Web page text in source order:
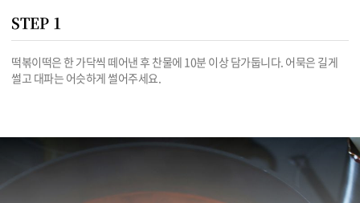
STEP 1
떡볶이떡은 한 가닥씩 떼어낸 후 찬물에 10분 이상 담가둡니다. 어묵은 길게
썰고 대파는 어슷하게 썰어주세요.